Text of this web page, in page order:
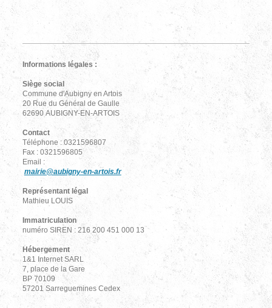
Informations légales :
Siège social
Commune d'Aubigny en Artois
20 Rue du Général de Gaulle
62690 AUBIGNY-EN-ARTOIS
Contact
Téléphone : 0321596807
Fax : 0321596805
Email :
mairie@aubigny-en-artois.fr
Représentant légal
Mathieu LOUIS
Immatriculation
numéro SIREN : 216 200 451 000 13
Hébergement
1&1 Internet SARL
7, place de la Gare
BP 70109
57201 Sarreguemines Cedex